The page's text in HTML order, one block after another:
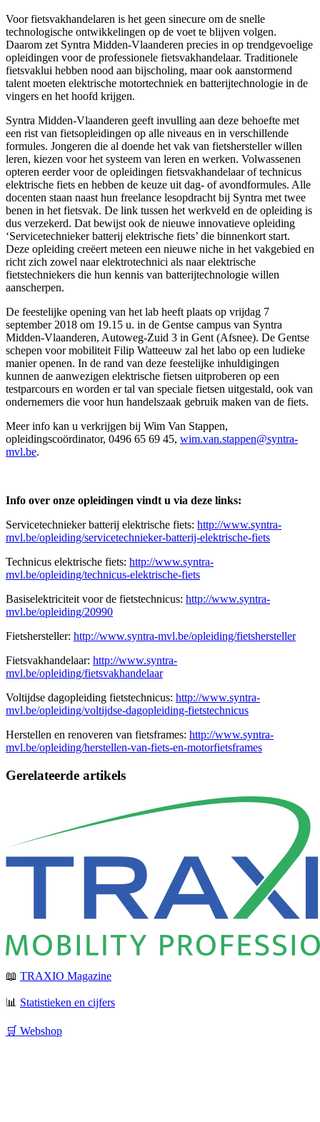
Voor fietsvakhandelaren is het geen sinecure om de snelle
technologische ontwikkelingen op de voet te blijven volgen.
Daarom zet Syntra Midden-Vlaanderen precies in op trendgevoelige
opleidingen voor de professionele fietsvakhandelaar. Traditionele
fietsvaklui hebben nood aan bijscholing, maar ook aanstormend
talent moeten elektrische motortechniek en batterijtechnologie in de
vingers en het hoofd krijgen.
Syntra Midden-Vlaanderen geeft invulling aan deze behoefte met
een rist van fietsopleidingen op alle niveaus en in verschillende
formules. Jongeren die al doende het vak van fietshersteller willen
leren, kiezen voor het systeem van leren en werken. Volwassenen
opteren eerder voor de opleidingen fietsvakhandelaar of technicus
elektrische fiets en hebben de keuze uit dag- of avondformules. Alle
docenten staan naast hun freelance lesopdracht bij Syntra met twee
benen in het fietsvak. De link tussen het werkveld en de opleiding is
dus verzekerd. Dat bewijst ook de nieuwe innovatieve opleiding
‘Servicetechnieker batterij elektrische fiets’ die binnenkort start.
Deze opleiding creëert meteen een nieuwe niche in het vakgebied en
richt zich zowel naar elektrotechnici als naar elektrische
fietstechniekers die hun kennis van batterijtechnologie willen
aanscherpen.
De feestelijke opening van het lab heeft plaats op vrijdag 7
september 2018 om 19.15 u. in de Gentse campus van Syntra
Midden-Vlaanderen, Autoweg-Zuid 3 in Gent (Afsnee). De Gentse
schepen voor mobiliteit Filip Watteeuw zal het labo op een ludieke
manier openen. In de rand van deze feestelijke inhuldigingen
kunnen de aanwezigen elektrische fietsen uitproberen op een
testparcours en worden er tal van speciale fietsen uitgestald, ook van
ondernemers die voor hun handelszaak gebruik maken van de fiets.
Meer info kan u verkrijgen bij Wim Van Stappen,
opleidingscoördinator, 0496 65 69 45, wim.van.stappen@syntra-
mvl.be.
Info over onze opleidingen vindt u via deze links:
Servicetechnieker batterij elektrische fiets: http://www.syntra-
mvl.be/opleiding/servicetechnieker-batterij-elektrische-fiets
Technicus elektrische fiets: http://www.syntra-
mvl.be/opleiding/technicus-elektrische-fiets
Basiselektriciteit voor de fietstechnicus: http://www.syntra-
mvl.be/opleiding/20990
Fietshersteller: http://www.syntra-mvl.be/opleiding/fietshersteller
Fietsvakhandelaar: http://www.syntra-
mvl.be/opleiding/fietsvakhandelaar
Voltijdse dagopleiding fietstechnicus: http://www.syntra-
mvl.be/opleiding/voltijdse-dagopleiding-fietstechnicus
Herstellen en renoveren van fietsframes: http://www.syntra-
mvl.be/opleiding/herstellen-van-fiets-en-motorfietsframes
Gerelateerde artikels
📖 TRAXIO Magazine
📊 Statistieken en cijfers
🛒 Webshop